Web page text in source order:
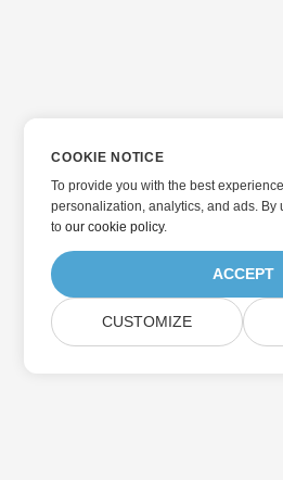
COOKIE NOTICE
To provide you with the best
personalization, analytics, and ads. By
toour cookie policy.
ACCEPT
CUSTOMIZE